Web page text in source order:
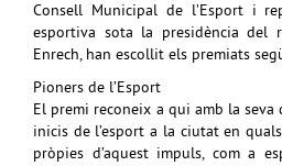
Consell Municipal de l’Esport i
esportiva sota la presidència del
Enrech, han escollit els premiats
Pioners de l’Esport
El premi reconeix a qui amb la seva
inicis de l’esport a la ciutat en
pròpies d’aquest impuls, com a